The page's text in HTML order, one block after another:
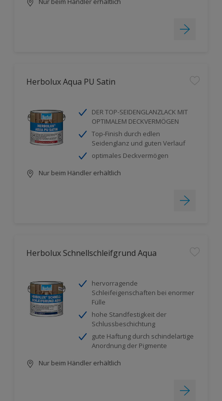
Herbolux Aqua PU Satin
DER TOP-SEIDENGLANZLACK MIT
OPTIMALEM DECKVERMÖGEN
Top-Finish durch edlen
Seidenglanz und guten Verlauf
optimales Deckvermögen
Nur beim Händler erhältlich
Herbolux Schnellschleifgrund Aqua
hervorragende
Schleifeigenschaften bei enormer
Fülle
hohe Standfestigkeit der
Schlussbeschichtung
gute Haftung durch schindelartige
Anordnung der Pigmente
Nur beim Händler erhältlich